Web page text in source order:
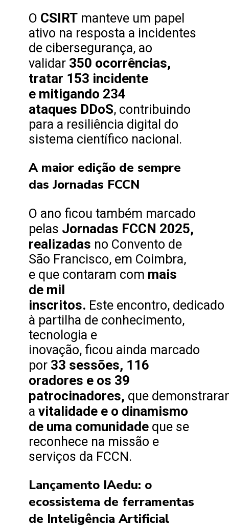
O CSIRT manteve um papel
ativo na resposta a incidentes
de cibersegurança, ao
validar 350 ocorrências,
tratar 153 incidente
e mitigando 234
ataques DDoS, contribuindo
para a resiliência digital do
sistema científico nacional.
A maior edição de sempre
das Jornadas FCCN
O ano ficou também marcado
pelas Jornadas FCCN 2025,
realizadas no Convento de
São Francisco, em Coimbra,
e que contaram com mais
de mil
inscritos. Este encontro, dedicado
à partilha de conhecimento,
tecnologia e
inovação, ficou ainda marcado
por 33 sessões, 116
oradores e os 39
patrocinadores, que
a vitalidade e o dinamismo
de uma comunidade que se
reconhece na missão e
serviços da FCCN.
Lançamento IAedu: o
ecossistema de ferramentas
de Inteligência Artificial